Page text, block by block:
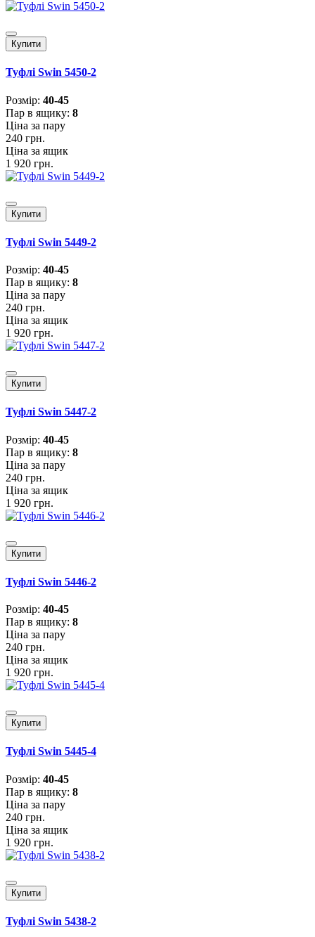
Купити
Туфлі Swin 5450-2
Розмiр: 40-45
Пар в ящику: 8
Ціна за пару
240 грн.
Ціна за ящик
1 920 грн.
Купити
Туфлі Swin 5449-2
Розмiр: 40-45
Пар в ящику: 8
Ціна за пару
240 грн.
Ціна за ящик
1 920 грн.
Купити
Туфлі Swin 5447-2
Розмiр: 40-45
Пар в ящику: 8
Ціна за пару
240 грн.
Ціна за ящик
1 920 грн.
Купити
Туфлі Swin 5446-2
Розмiр: 40-45
Пар в ящику: 8
Ціна за пару
240 грн.
Ціна за ящик
1 920 грн.
Купити
Туфлі Swin 5445-4
Розмiр: 40-45
Пар в ящику: 8
Ціна за пару
240 грн.
Ціна за ящик
1 920 грн.
Купити
Туфлі Swin 5438-2